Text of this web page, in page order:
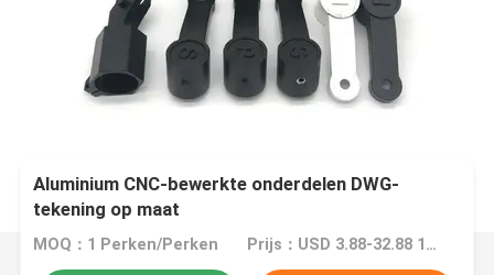
Aluminium CNC-bewerkte onderdelen DWG-
tekening op maat
MOQ：1 Perken/Perken Prijs：USD 3.88-32.88 1 Perch/Perches